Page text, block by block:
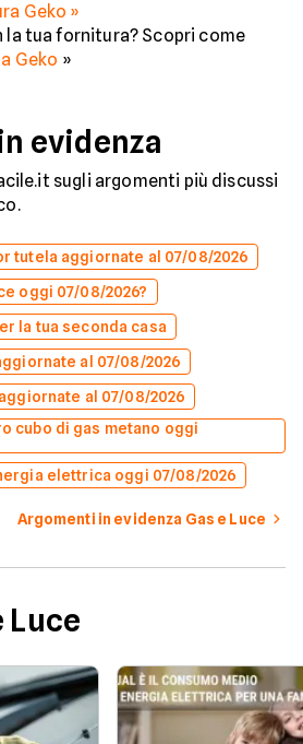
Geko »
la tua fornitura? Scopri come
Geko »
evidenza
sugli argomenti più discussi
tutela aggiornate al 07/08/2026
oggi 07/08/2026?
la tua seconda casa
al 07/08/2026
al 07/08/2026
cubo di gas metano oggi
elettrica oggi 07/08/2026
Argomenti in evidenza Gas e Luce
Luce